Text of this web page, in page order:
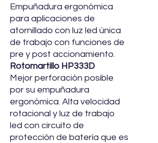
Empuñadura ergonómica
para aplicaciones de
atornillado con luz led única
de trabajo con funciones de
pre y post accionamiento.
Rotomartillo HP333D
Mejor perforación posible
por su empuñadura
ergonómica. Alta velocidad
rotacional y luz de trabajo
led con circuito de
protección de batería que es